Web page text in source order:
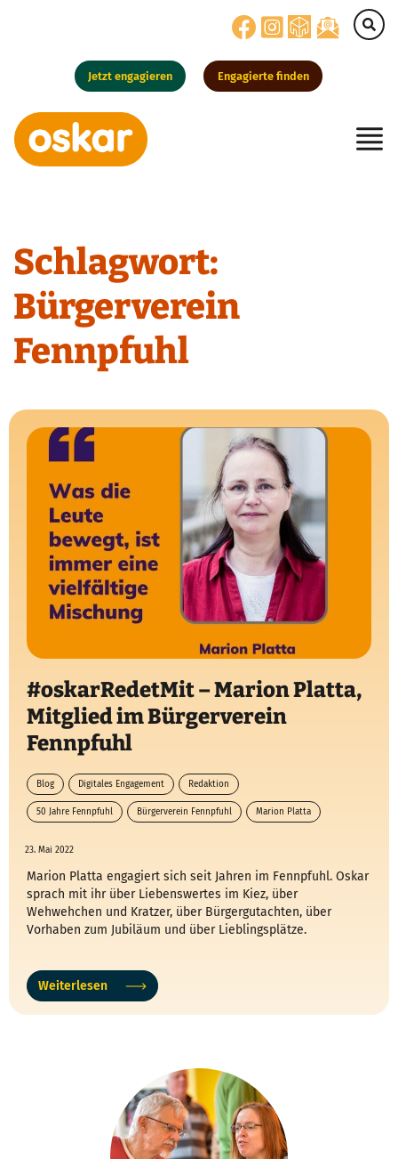
Jetzt engagieren Engagierte finden
Hauptnavigation
Schlagwort:
Bürgerverein
Fennpfuhl
#oskarRedetMit – Marion Platta,
Mitglied im Bürgerverein
Fennpfuhl
Blog Digitales Engagement Redaktion
50 Jahre Fennpfuhl Bürgerverein Fennpfuhl Marion Platta
23. Mai 2022
Marion Platta engagiert sich seit Jahren im Fennpfuhl. Oskar
sprach mit ihr über Liebenswertes im Kiez, über
Wehwehchen und Kratzer, über Bürgergutachten, über
Vorhaben zum Jubiläum und über Lieblingsplätze.
Weiterlesen